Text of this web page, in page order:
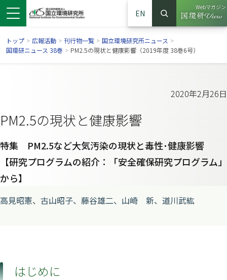
ウで開きます）
ンドウで開きます）
ウインドウで開きます）
EN
サイト内検索
検索
Webマガジン
（別ウイ
トップ > 広報活動 > 刊行物一覧 > 国立環境研究所ニュース >
国環研ニュース 38巻 > PM2.5の現状と健康影響（2019年度 38巻6号）
2020年2月26日
PM2.5の現状と健康影響
特集 PM2.5など大気汚染の現状と毒性･健康影響
【研究プログラムの紹介：「安全確保研究プログラム」
から】
高見昭憲、古山昭子、藤谷雄二、山崎 新、道川武紘
はじめに